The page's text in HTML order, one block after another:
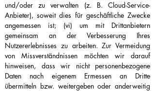
und/oder zu verwalten (z. B. Cloud-Service-
Anbieter), soweit dies für geschäftliche Zwecke
angemessen ist; (vi) um mit Drittanbietern
gemeinsam an der Verbesserung Ihres
Nutzererlebnisses zu arbeiten. Zur Vermeidung
von Missverständnissen möchten wir darauf
hinweisen, dass wir nicht personenbezogene
Daten nach eigenem Ermessen an Dritte
übermitteln bzw. weitergeben oder anderweitig